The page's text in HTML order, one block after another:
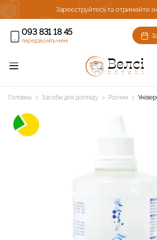
Зареєструйтесь та отримайте
093 831 18 45
передзвоніть мені
Головна Засоби для догляду Розчин